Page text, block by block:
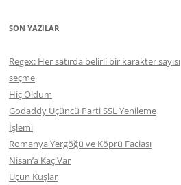
SON YAZILAR
Regex: Her satırda belirli bir karakter sayısı
seçme
Hiç Oldum
Godaddy Üçüncü Parti SSL Yenileme
İşlemi
Romanya Yergöğü ve Köprü Faciası
Nisan’a Kaç Var
Uçun Kuşlar